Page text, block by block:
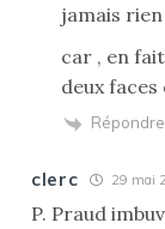
jamais
car , en
deux faces
Répondre
clerc 29 mai
P. Praud